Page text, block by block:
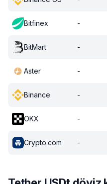
Bitfinex -
BitMart -
Aster -
Binance -
OKX -
Crypto.com -